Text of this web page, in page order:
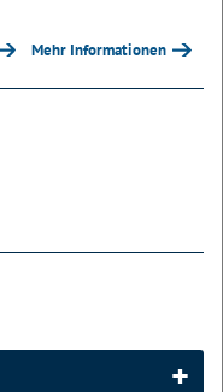
Mehr Informationen